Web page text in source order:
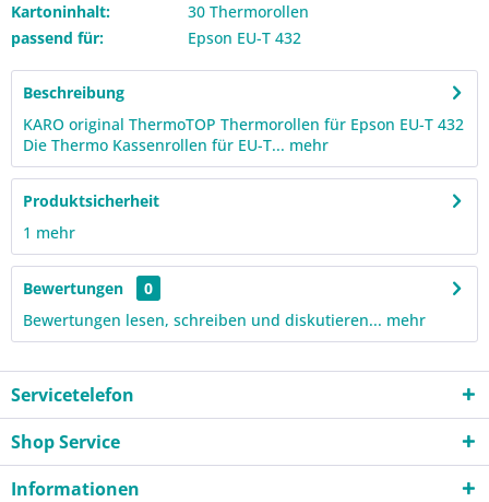
Kartoninhalt:
30 Thermorollen
passend für:
Epson EU-T 432
Beschreibung
KARO original ThermoTOP Thermorollen für Epson EU-T 432
Die Thermo Kassenrollen für EU-T... mehr
Produktsicherheit
1 mehr
Bewertungen
0
Bewertungen lesen, schreiben und diskutieren... mehr
Servicetelefon
Shop Service
Informationen